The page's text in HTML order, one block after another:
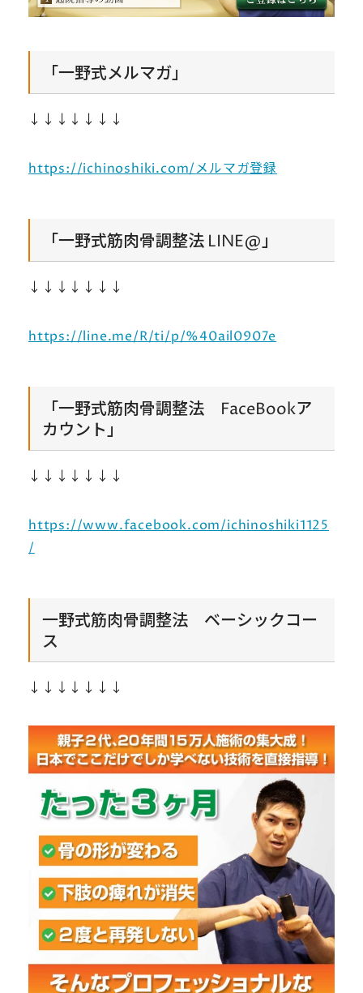
「一野式メルマガ」
↓↓↓↓↓↓↓
https://ichinoshiki.com/メルマガ登録
「一野式筋肉骨調整法 LINE@」
↓↓↓↓↓↓↓
https://line.me/R/ti/p/%40ail0907e
「一野式筋肉骨調整法 FaceBookア
カウント」
↓↓↓↓↓↓↓
https://www.facebook.com/ichinoshiki1125
/
一野式筋肉骨調整法 ベーシックコー
ス
↓↓↓↓↓↓↓